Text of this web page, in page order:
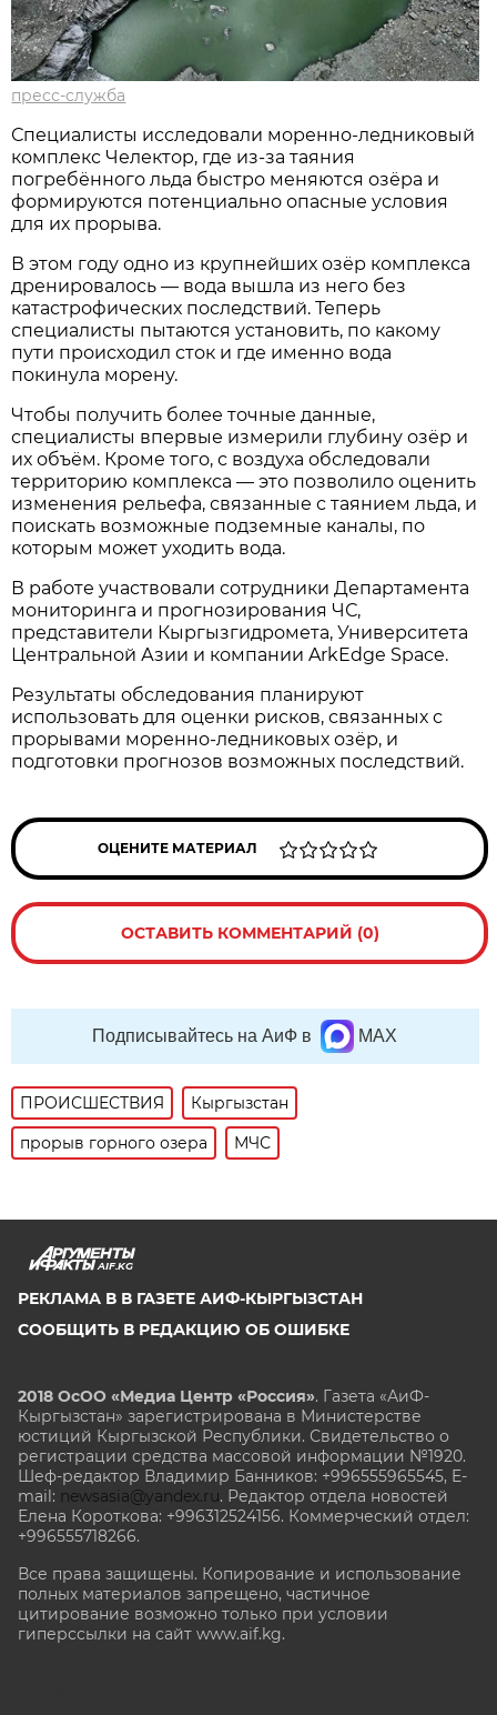
пресс-служба
Специалисты исследовали моренно-ледниковый
комплекс Челектор, где из-за таяния
погребённого льда быстро меняются озёра и
формируются потенциально опасные условия
для их прорыва.
В этом году одно из крупнейших озёр комплекса
дренировалось — вода вышла из него без
катастрофических последствий. Теперь
специалисты пытаются установить, по какому
пути происходил сток и где именно вода
покинула морену.
Чтобы получить более точные данные,
специалисты впервые измерили глубину озёр и
их объём. Кроме того, с воздуха обследовали
территорию комплекса — это позволило оценить
изменения рельефа, связанные с таянием льда, и
поискать возможные подземные каналы, по
которым может уходить вода.
В работе участвовали сотрудники Департамента
мониторинга и прогнозирования ЧС,
представители Кыргызгидромета, Университета
Центральной Азии и компании ArkEdge Space.
Результаты обследования планируют
использовать для оценки рисков, связанных с
прорывами моренно-ледниковых озёр, и
подготовки прогнозов возможных последствий.
ОЦЕНИТЕ МАТЕРИАЛ
ОСТАВИТЬ КОММЕНТАРИЙ (0)
Подписывайтесь на АиФ в MAX
ПРОИСШЕСТВИЯ
Кыргызстан
прорыв горного озера
МЧС
AIF.KG
РЕКЛАМА В В ГАЗЕТЕ АИФ-КЫРГЫЗСТАН
СООБЩИТЬ В РЕДАКЦИЮ ОБ ОШИБКЕ
2018 ОсОО «Медиа Центр «Россия». Газета «АиФ-
Кыргызстан» зарегистрирована в Министерстве
юстиций Кыргызской Республики. Свидетельство о
регистрации средства массовой информации №1920.
Шеф-редактор Владимир Банников: +996555965545, E-
mail: newsasia@yandex.ru. Редактор отдела новостей
Елена Короткова: +996312524156. Коммерческий отдел:
+996555718266.
Все права защищены. Копирование и использование
полных материалов запрещено, частичное
цитирование возможно только при условии
гиперссылки на сайт www.aif.kg.